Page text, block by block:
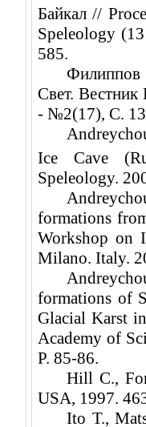
Байкал //
Speleology
585.
Филиппов
Свет. Вестник
- №2(17), С.
Ice
Cave (
Speleology.
formations
Workshop on
Milano. Italy.
formations of
Glacial Karst
Academy of
P. 85-86.
Hill C.,
USA, 1997.
Ito T.,